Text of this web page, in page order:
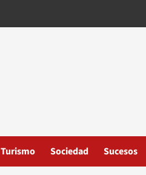
Turismo Sociedad Sucesos